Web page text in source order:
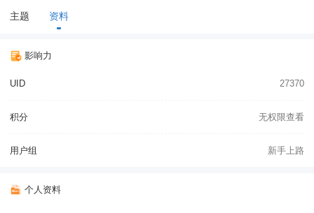
主题 资料
影响力
UID 27370
积分 无权限查看
用户组 新手上路
个人资料